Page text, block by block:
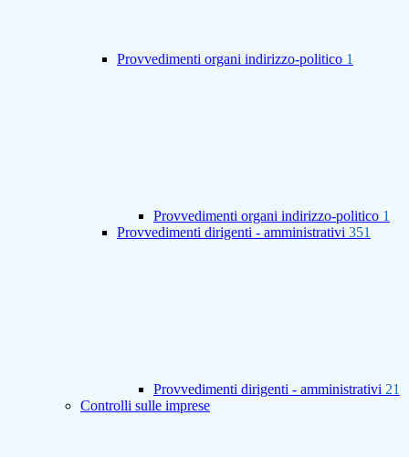
Provvedimenti organi indirizzo-politico 1
Provvedimenti organi indirizzo-politico 1
Provvedimenti dirigenti - amministrativi 351
Provvedimenti dirigenti - amministrativi 21
Controlli sulle imprese